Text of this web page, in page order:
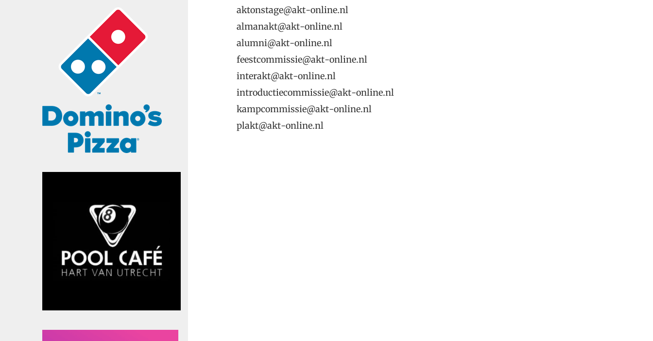
aktonstage@akt-online.nl
almanakt@akt-online.nl
alumni@akt-online.nl
feestcommissie@akt-online.nl
interakt@akt-online.nl
introductiecommissie@akt-online.nl
kampcommissie@akt-online.nl
plakt@akt-online.nl